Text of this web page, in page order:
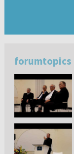
forumtopics